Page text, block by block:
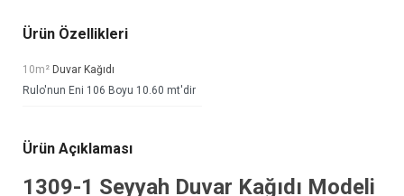
Ürün Özellikleri
10m² Duvar Kağıdı
Rulo'nun Eni 106 Boyu 10.60 mt'dir
Ürün Açıklaması
1309-1 Seyyah Duvar Kağıdı Modeli